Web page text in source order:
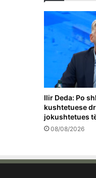
Ilir Deda: Po
kushtetuese
jokushtetues
08/08/2026